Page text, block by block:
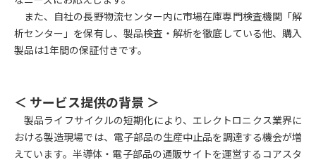
また、自社の長野物流センター内に市場在庫専門検査機関「解
析センター」を保有し、製品検査・解析を徹底している他、購入
製品は1年間の保証付きです。
＜ サービス提供の背景 ＞
製品ライフサイクルの短期化により、エレクトロニクス業界に
おける製造現場では、電子部品の生産中止品を調達する機会が増
えています。半導体・電子部品の通販サイトを運営するコアスタ